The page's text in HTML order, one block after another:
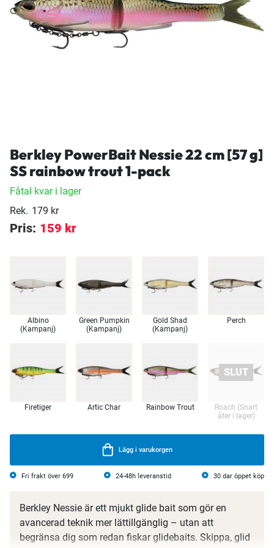
Berkley PowerBait Nessie 22 cm [57 g]
SS rainbow trout 1-pack
Fåtal kvar i lager
Rek. 179 kr
Pris: 159 kr
Albino
(Kampanj)
Green Pumpkin
(Kampanj)
Gold Shad
(Kampanj)
Perch
Firetiger Artic Char Rainbow Trout
Roach (Snart
åter i lager)
Lägg i varukorgen
Fri frakt över 699 24-48h leveranstid 30 dar öppet köp
Berkley Nessie är ett mjukt glide bait som gör en
avancerad teknik mer lättillgänglig – utan att
begränsa dig som redan fiskar glidebaits. Skippa, glid